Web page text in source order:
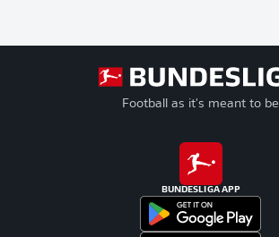
Football as it's meant to be
BUNDESLIGA APP